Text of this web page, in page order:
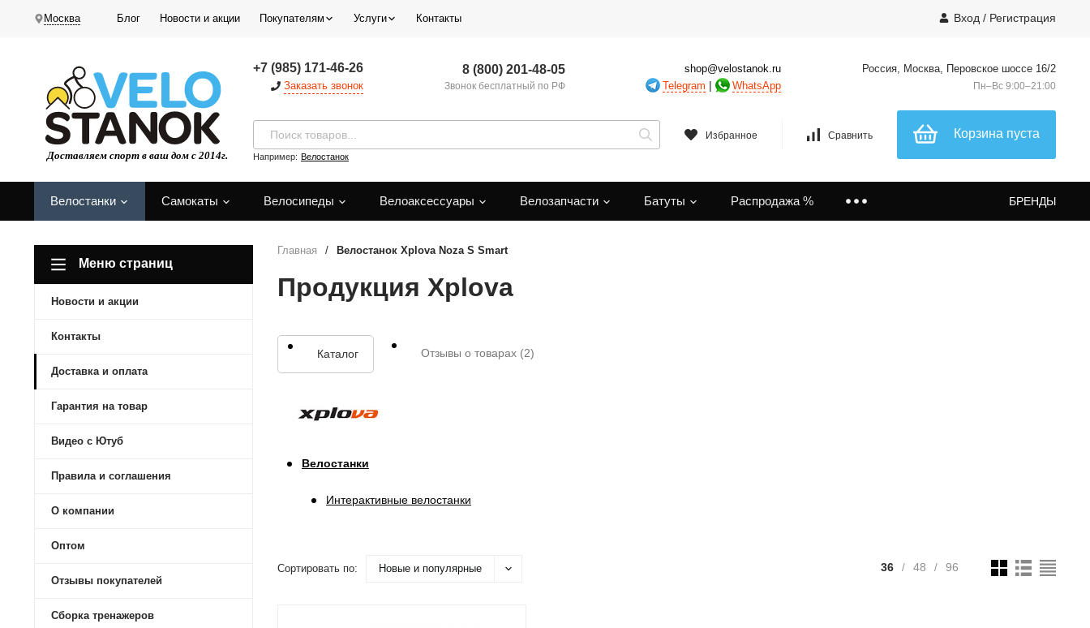
Москва Блог Новости и акции Покупателям Услуги Контакты Вход / Регистрация
+7 (985) 171-46-26
Заказать звонок
8 (800) 201-48-05
Звонок бесплатный по РФ
shop@velostanok.ru
Telegram | WhatsApp
Россия, Москва, Перовское шоссе 16/2
Пн–Вс 9:00–21:00
Например: Велостанок
Избранное Сравнить Корзина пуста
Велостанки Самокаты Велосипеды Велоаксессуары Велозапчасти Батуты Распродажа % БРЕНДЫ
Меню страниц
Новости и акции
Контакты
Доставка и оплата
Гарантия на товар
Видео с Ютуб
Правила и соглашения
О компании
Оптом
Отзывы покупателей
Сборка тренажеров
Главная / Велостанок Xplova Noza S Smart
Продукция Xplova
Каталог Отзывы о товарах (2)
Велостанки
Интерактивные велостанки
Сортировать по: Новые и популярные 36 / 48 / 96